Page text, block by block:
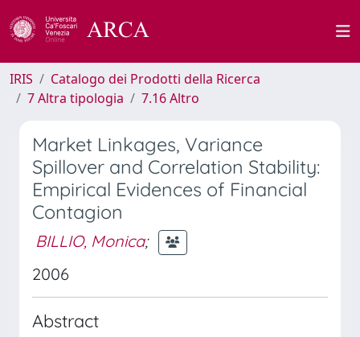
IRIS
Catalogo dei Prodotti della Ricerca
7 Altra tipologia
7.16 Altro
Market Linkages, Variance
Spillover and Correlation Stability:
Empirical Evidences of Financial
Contagion
BILLIO, Monica;
2006
Abstract